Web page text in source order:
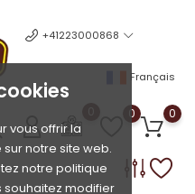
vous offrir la
notre site web.
notre politique
souhaitez modifier
+41223000868
Français
0 0